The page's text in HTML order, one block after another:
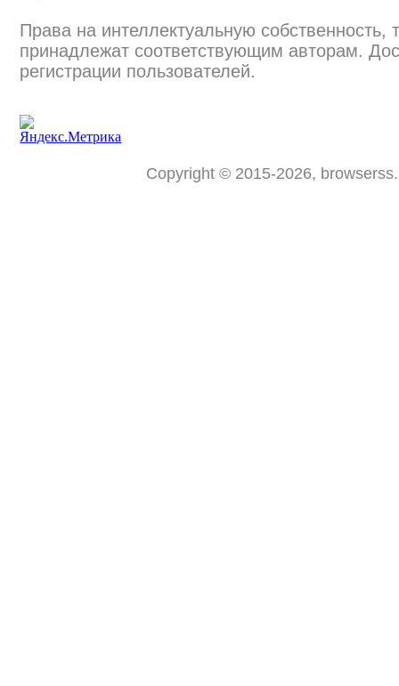
Права на интеллектуальную собственность,
принадлежат соответствующим авторам.
регистрации пользователей.
Copyright © 2015-2026,